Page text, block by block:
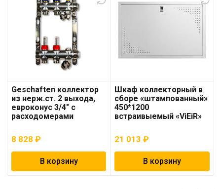
Geschaften коллектор
из нерж.ст. 2 выхода,
евроконус 3/4″ с
расходомерами
8 828 ₽
В корзину
Шкаф коллекторный в
сборе «штампованный»
450*1200
встраивыемый «ViEiR»
21 013₽
В корзину